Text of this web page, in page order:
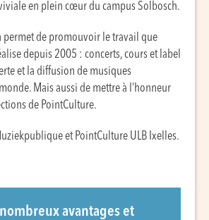
en plein cœur du campus Solbosch.
permet de promouvoir le travail que
depuis 2005 : concerts, cours et label
et la diffusion de musiques
Mais aussi de mettre à l’honneur
de PointCulture.
et PointCulture ULB Ixelles.
avantages et